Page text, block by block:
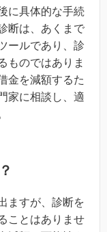
に具体的な手続
断は、あくまで
ールであり、診
ものではありま
金を減額するた
家に相談し、適
ますが、診断を
ことはありませ